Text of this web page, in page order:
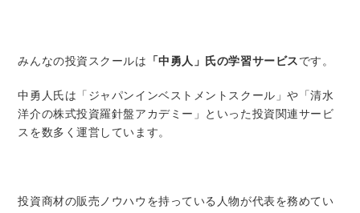
みんなの投資スクールは 「中勇人」氏の学習サービス です。
中勇人氏は「ジャパンインベストメントスクール」や「清水
洋介の株式投資羅針盤アカデミー」といった投資関連サービ
スを数多く運営しています。
投資商材の販売ノウハウを持っている人物が代表を務めてい